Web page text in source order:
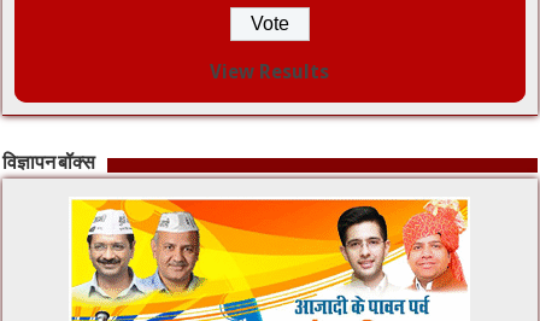
View Results
विज्ञापन बॉक्स